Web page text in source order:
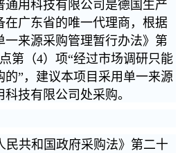
通用科技有限公司是德国生产
在广东省的唯一代理商，根据
一来源采购管理暂行办法》第
第（4）项“经过市场调研只能
的”，建议本项目采用单一来源
技有限公司处采购。
民共和国政府采购法》第二十